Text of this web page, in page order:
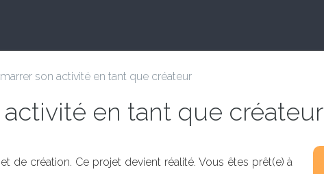
son activité en tant que créateur
activité en tant que créateur
de création. Ce projet devient réalité. Vous êtes prêt(e) à